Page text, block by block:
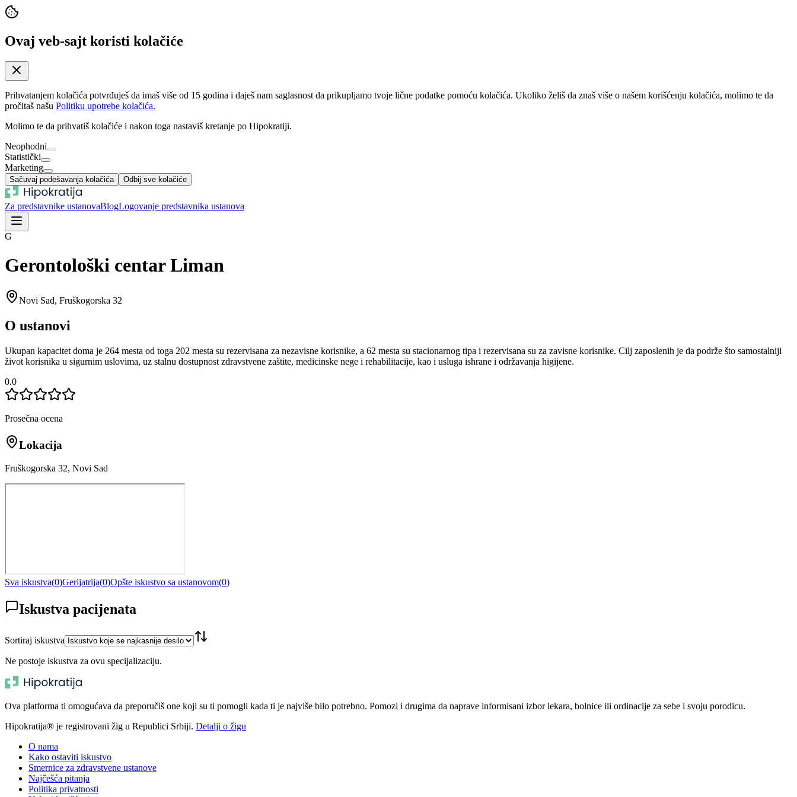
Ovaj veb-sajt koristi kolačiće
Prihvatanjem kolačića potvrđuješ da imaš više od 15 godina i daješ nam saglasnost da prikupljamo tvoje lične podatke pomoću kolačića. Ukoliko želiš da znaš više o našem korišćenju kolačića, molimo te da
pročitaš našu Politiku upotrebe kolačića.
Molimo te da prihvatiš kolačiće i nakon toga nastaviš kretanje po Hipokratiji.
Neophodni
Statistički
Marketing
Sačuvaj podešavanja kolačića Odbij sve kolačiće
Za predstavnike ustanovaBlogLogovanje predstavnika ustanova
G
Gerontološki centar Liman
Novi Sad, Fruškogorska 32
O ustanovi
Ukupan kapacitet doma je 264 mesta od toga 202 mesta su rezervisana za nezavisne korisnike, a 62 mesta su stacionarnog tipa i rezervisana su za zavisne korisnike. Cilj zaposlenih je da podrže što samostalniji
život korisnika u sigurnim uslovima, uz stalnu dostupnost zdravstvene zaštite, medicinske nege i rehabilitacije, kao i usluga ishrane i održavanja higijene.
0.0
Prosečna ocena
Lokacija
Fruškogorska 32, Novi Sad
Sva iskustva(0)Gerijatrija(0)Opšte iskustvo sa ustanovom(0)
Iskustva pacijenata
Sortiraj iskustva
Ne postoje iskustva za ovu specijalizaciju.
Ova platforma ti omogućava da preporučiš one koji su ti pomogli kada ti je najviše bilo potrebno. Pomozi i drugima da naprave informisani izbor lekara, bolnice ili ordinacije za sebe i svoju porodicu.
Hipokratija® je registrovani žig u Republici Srbiji. Detalji o žigu
O nama
Kako ostaviti iskustvo
Smernice za zdravstvene ustanove
Najčešća pitanja
Politika privatnosti